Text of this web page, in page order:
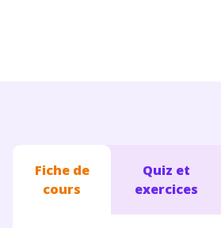
Fiche de
cours
Quiz et
exercices